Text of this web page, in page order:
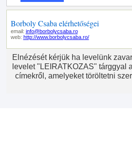
Borboly Csaba elérhetőségei
email: info@borbolycsaba.ro
web: http://www.borbolycsaba.ro/
Elnézését kérjük ha levelünk
levelet "LEIRATKOZAS" tárggyal
címekről, amelyeket töröltetni